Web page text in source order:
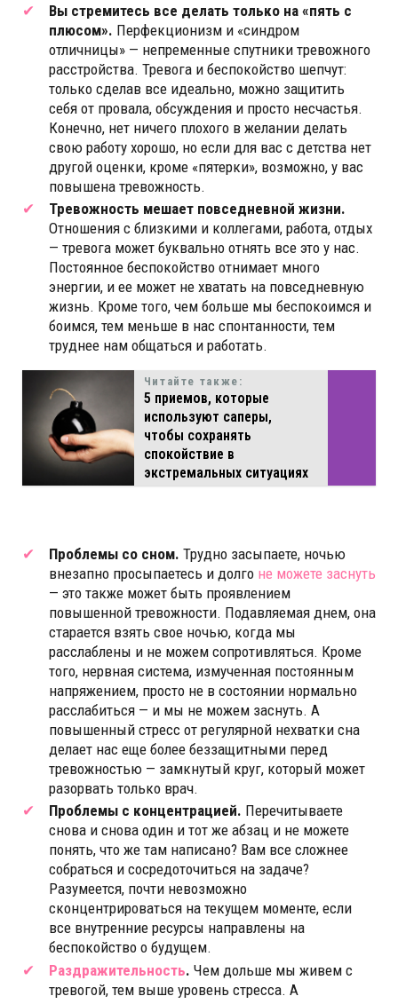
Вы стремитесь все делать только на «пять с
плюсом». Перфекционизм и «синдром
отличницы» — непременные спутники тревожного
расстройства. Тревога и беспокойство шепчут:
только сделав все идеально, можно защитить
себя от провала, обсуждения и просто несчастья.
Конечно, нет ничего плохого в желании делать
свою работу хорошо, но если для вас с детства нет
другой оценки, кроме «пятерки», возможно, у вас
повышена тревожность.
Тревожность мешает повседневной жизни.
Отношения с близкими и коллегами, работа, отдых
— тревога может буквально отнять все это у нас.
Постоянное беспокойство отнимает много
энергии, и ее может не хватать на повседневную
жизнь. Кроме того, чем больше мы беспокоимся и
боимся, тем меньше в нас спонтанности, тем
труднее нам общаться и работать.
Читайте также:
5 приемов, которые
используют саперы,
чтобы сохранять
спокойствие в
экстремальных ситуациях
Проблемы со сном. Трудно засыпаете, ночью
внезапно просыпаетесь и долго не можете заснуть
— это также может быть проявлением
повышенной тревожности. Подавляемая днем, она
старается взять свое ночью, когда мы
расслаблены и не можем сопротивляться. Кроме
того, нервная система, измученная постоянным
напряжением, просто не в состоянии нормально
расслабиться — и мы не можем заснуть. А
повышенный стресс от регулярной нехватки сна
делает нас еще более беззащитными перед
тревожностью — замкнутый круг, который может
разорвать только врач.
Проблемы с концентрацией. Перечитываете
снова и снова один и тот же абзац и не можете
понять, что же там написано? Вам все сложнее
собраться и сосредоточиться на задаче?
Разумеется, почти невозможно
сконцентрироваться на текущем моменте, если
все внутренние ресурсы направлены на
беспокойство о будущем.
Раздражительность. Чем дольше мы живем с
тревогой, тем выше уровень стресса. А